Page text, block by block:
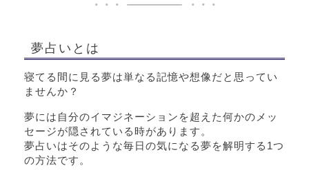
夢占いとは
寝てる間に見る夢は単なる記憶や想像だと思ってい
ませんか？
夢には自分のイマジネーションを超えた何かのメッ
セージが隠されている時があります。
夢占いはそのような毎日の気になる夢を解明する1つ
の方法です。